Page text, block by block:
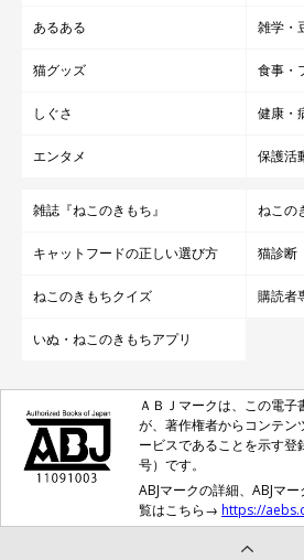
あるある 雑学・
猫グッズ 食事・
しぐさ 健康・
エンタメ 保護活
雑誌『ねこのきもち』 ねこの
キャットフードの正しい選び方 猫診断
ねこのきもちクイズ 購読者
いぬ・ねこのきもちアプリ
ＡＢＪマークは、この電
が、著作権者からコンテン
ービスであることを示す
号）です。
ABJマークの詳細、ABJマ
覧はこちら→ https://